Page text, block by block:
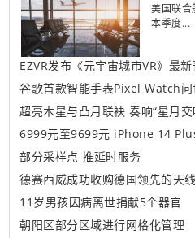
美国联合
本季度...
EZVR发布《元宇宙城市VR》最
谷歌首款智能手表Pixel Watch
超亮木星与凸月联袂 奏响“星月交
6999元至9699元 iPhone 14
部分采样点 推延时服务
德赛西威成功收购德国领先的天
11岁男孩因病离世捐献5个器官
朝阳区部分区域进行网格化管理